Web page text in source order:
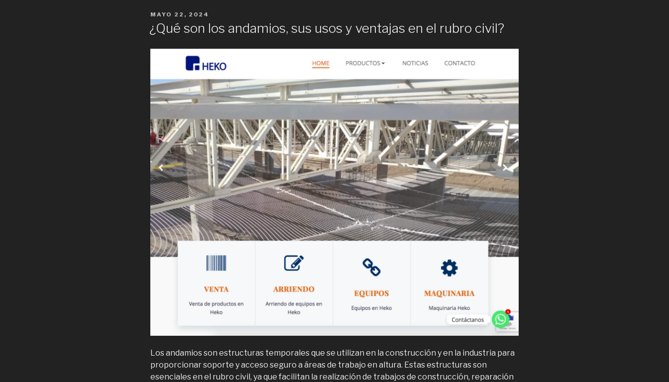
POSTED
MAYO 22, 2024
¿Qué son los andamios, sus usos y ventajas en el rubro civil?
Los andamios son estructuras temporales que se utilizan en la construcción y en la industria para
proporcionar soporte y acceso seguro a áreas de trabajo en altura. Estas estructuras son
esenciales en el rubro civil, ya que facilitan la realización de trabajos de construcción, reparación